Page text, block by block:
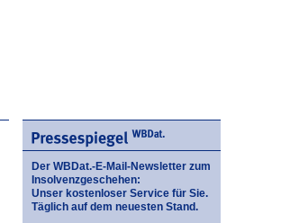
Der WBDat.-E-Mail-Newsletter zum
Insolvenzgeschehen:
Unser kostenloser Service für Sie.
Täglich auf dem neuesten Stand.